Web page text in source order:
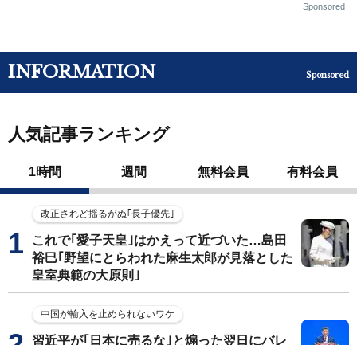
Sponsored
INFORMATION Sponsored
人気記事ランキング
1時間 週間 無料会員 有料会員
改正されど揺るがぬ｢長子優先｣
これで｢愛子天皇｣はかえって近づいた…島田
裕巳｢野望にとらわれた麻生太郎が見落とした
皇室典範の大原則｣
中国が輸入を止められないワケ
習近平が｢日本に売るな｣と煽った翌日にバレ